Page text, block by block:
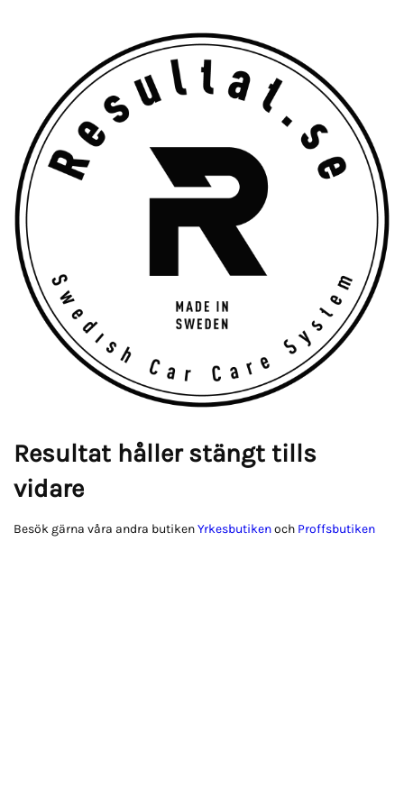
Resultat håller stängt tills
vidare
Besök gärna våra andra butikenYrkesbutikenoch Proffsbutiken